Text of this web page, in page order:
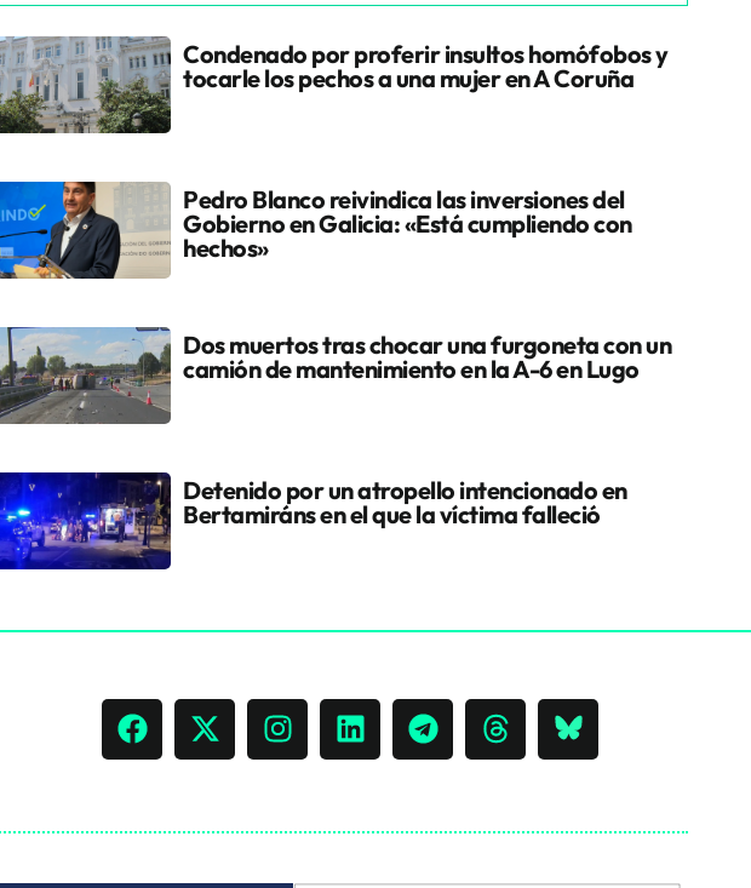
Condenado por proferir insultos homófobos y
tocarle los pechos a una mujer en A Coruña
Pedro Blanco reivindica las inversiones del
Gobierno en Galicia: «Está cumpliendo con
hechos»
Dos muertos tras chocar una furgoneta con un
camión de mantenimiento en la A-6 en Lugo
Detenido por un atropello intencionado en
Bertamiráns en el que la víctima falleció